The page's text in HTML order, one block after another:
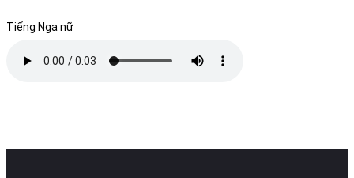
Tiếng Nga nữ